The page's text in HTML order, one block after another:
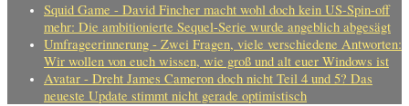
Squid Game - David Fincher macht wohl doch kein US-Spin-off
mehr: Die ambitionierte Sequel-Serie wurde angeblich abgesägt
Umfrageerinnerung - Zwei Fragen, viele verschiedene Antworten:
Wir wollen von euch wissen, wie groß und alt euer Windows ist
Avatar - Dreht James Cameron doch nicht Teil 4 und 5? Das
neueste Update stimmt nicht gerade optimistisch